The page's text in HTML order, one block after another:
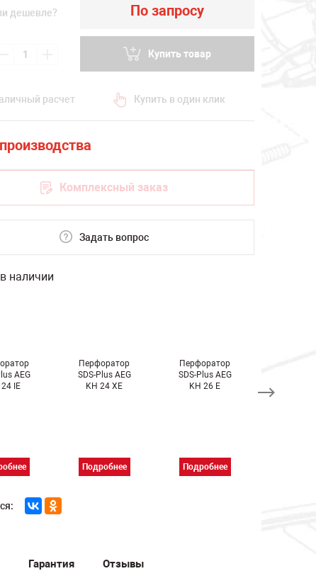
дешевле? По запросу
Купить товар
расчет Купить в один клик
Комплексный заказ
Задать вопрос
наличии
AEG
24 IE
Перфоратор
SDS-Plus AEG
KH 24 XE
Подробнее
Перфоратор
SDS-Plus AEG
KH 26 E
Подробнее
Гарантия Отзывы